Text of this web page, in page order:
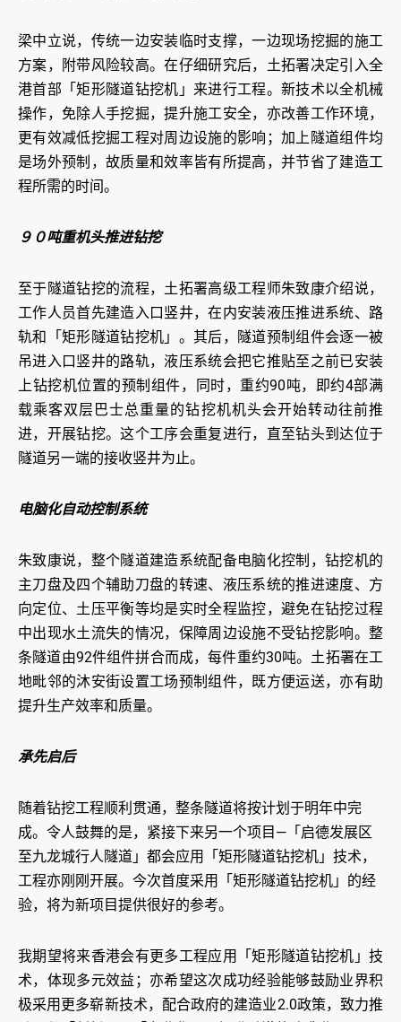
梁中立说，传统一边安装临时支撑，一边现场挖掘的施工
方案，附带风险较高。在仔细研究后，土拓署决定引入全
港首部「矩形隧道钻挖机」来进行工程。新技术以全机械
操作，免除人手挖掘，提升施工安全，亦改善工作环境，
更有效减低挖掘工程对周边设施的影响；加上隧道组件均
是场外预制，故质量和效率皆有所提高，并节省了建造工
程所需的时间。
９０吨重机头推进钻挖
至于隧道钻挖的流程，土拓署高级工程师朱致康介绍说，
工作人员首先建造入口竖井，在内安装液压推进系统、路
轨和「矩形隧道钻挖机」。其后，隧道预制组件会逐一被
吊进入口竖井的路轨，液压系统会把它推贴至之前已安装
上钻挖机位置的预制组件，同时，重约90吨，即约4部满
载乘客双层巴士总重量的钻挖机机头会开始转动往前推
进，开展钻挖。这个工序会重复进行，直至钻头到达位于
隧道另一端的接收竖井为止。
电脑化自动控制系统
朱致康说，整个隧道建造系统配备电脑化控制，钻挖机的
主刀盘及四个辅助刀盘的转速、液压系统的推进速度、方
向定位、土压平衡等均是实时全程监控，避免在钻挖过程
中出现水土流失的情况，保障周边设施不受钻挖影响。整
条隧道由92件组件拼合而成，每件重约30吨。土拓署在工
地毗邻的沐安街设置工场预制组件，既方便运送，亦有助
提升生产效率和质量。
承先启后
随着钻挖工程顺利贯通，整条隧道将按计划于明年中完
成。令人鼓舞的是，紧接下来另一个项目—「启德发展区
至九龙城行人隧道」都会应用「矩形隧道钻挖机」技术，
工程亦刚刚开展。今次首度采用「矩形隧道钻挖机」的经
验，将为新项目提供很好的参考。
我期望将来香港会有更多工程应用「矩形隧道钻挖机」技
术，体现多元效益；亦希望这次成功经验能够鼓励业界积
极采用更多崭新技术，配合政府的建造业2.0政策，致力推